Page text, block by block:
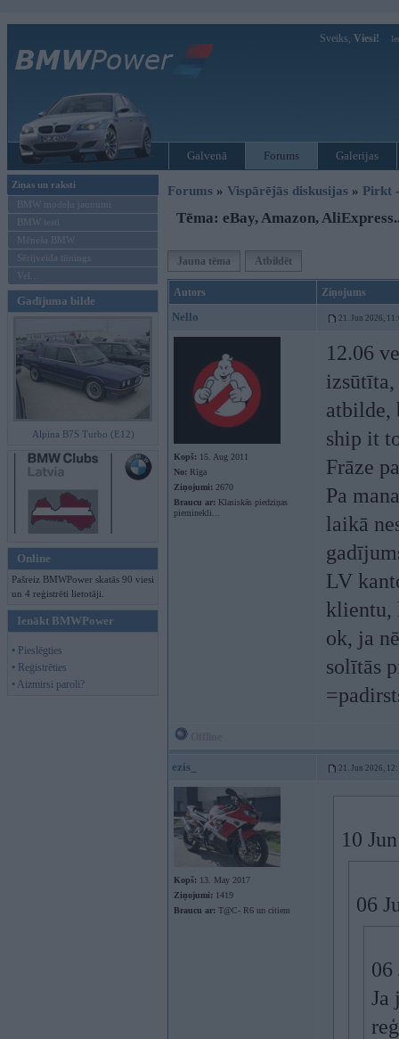
Sveiks, Viesi!
Galvenā Forums Galerijas
Ziņas un raksti
BMW modeļu jaunumi
BMW testi
Mēneša BMW
Sērijveida tūnings
Vel...
Gadījuma bilde
Alpina B7S Turbo (E12)
Online
Pašreiz BMWPower skatās 90 viesi
un 4 reģistrēti lietotāji.
Ienākt BMWPower
• Pieslēgties
• Reģistrēties
• Aizmirsi paroli?
Forums » Vispārējās diskusijas » Pirkt
Tēma: eBay, Amazon,
Jauna tēma Atbildēt
Autors Ziņojums
Nello 21. Jun 2026,
Kopš: 15. Aug 2011
No: Rīga
Ziņojumi: 2670
Braucu ar: Klasiskās piedziņas
pieminekli...
12.06
atbilde,
ship it
Frāze
Pa
laikā
LV
klientu,
ok, ja
solītās
ezis_ 21. Jun 2026,
Kopš: 13. May 2017
Ziņojumi: 1419
Braucu ar: T@C- R6 un citiem
10
06
06
Ja